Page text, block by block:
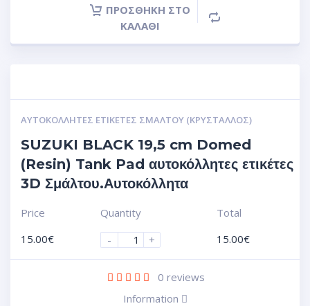
ΠΡΟΣΘΉΚΗ ΣΤΟ
ΚΑΛΆΘΙ
ΑΥΤΟΚΌΛΛΗΤΕΣ ΕΤΙΚΈΤΕΣ ΣΜΆΛΤΟΥ (ΚΡΥΣΤΑΛΛΟΣ)
SUZUKI BLACK 19,5 cm Domed
(Resin) Tank Pad αυτοκόλλητες ετικέτες
3D Σμάλτου.Αυτοκόλλητα
Price
15.00€
Quantity
-
+
Total
15.00€
0 reviews
Information